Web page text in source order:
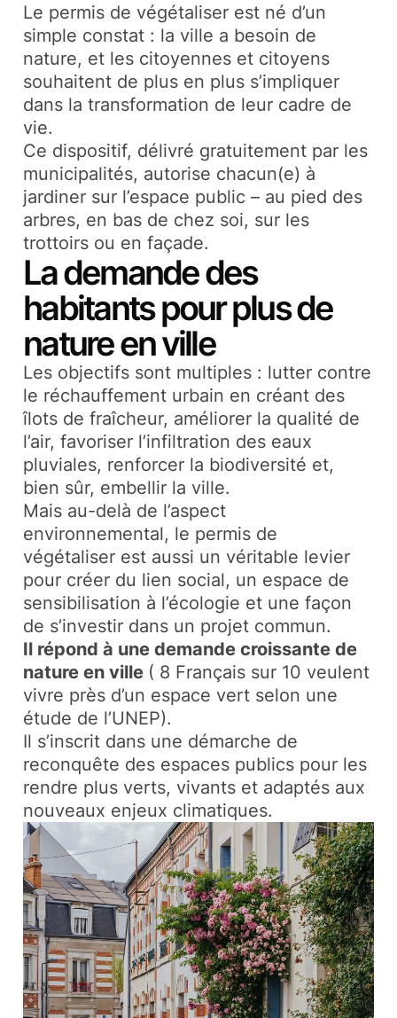
Le permis de végétaliser est né d’un
simple constat : la ville a besoin de
nature, et les citoyennes et citoyens
souhaitent de plus en plus s’impliquer
dans la transformation de leur cadre de
vie.
Ce dispositif, délivré gratuitement par les
municipalités, autorise chacun(e) à
jardiner sur l’espace public – au pied des
arbres, en bas de chez soi, sur les
trottoirs ou en façade.
La demande des
habitants pour plus de
nature en ville
Les objectifs sont multiples : lutter contre
le réchauffement urbain en créant des
îlots de fraîcheur, améliorer la qualité de
l’air, favoriser l’infiltration des eaux
pluviales, renforcer la biodiversité et,
bien sûr, embellir la ville.
Mais au-delà de l’aspect
environnemental, le permis de
végétaliser est aussi un véritable levier
pour créer du lien social, un espace de
sensibilisation à l’écologie et une façon
de s’investir dans un projet commun.
Il répond à une demande croissante de
nature en ville ( 8 Français sur 10 veulent
vivre près d’un espace vert selon une
étude de l’UNEP).
Il s’inscrit dans une démarche de
reconquête des espaces publics pour les
rendre plus verts, vivants et adaptés aux
nouveaux enjeux climatiques.